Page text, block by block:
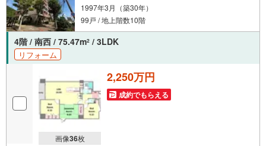
1997年3月（築30年）
99戸 / 地上階数10階
4階 / 南西 / 75.47m2 / 3LDK
リフォーム
画像36枚
2,250万円
成約でもらえる